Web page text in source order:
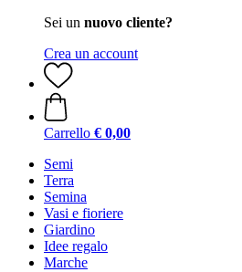
Sei un nuovo cliente?
Crea un account
Carrello € 0,00
Semi
Terra
Semina
Vasi e fioriere
Giardino
Idee regalo
Marche